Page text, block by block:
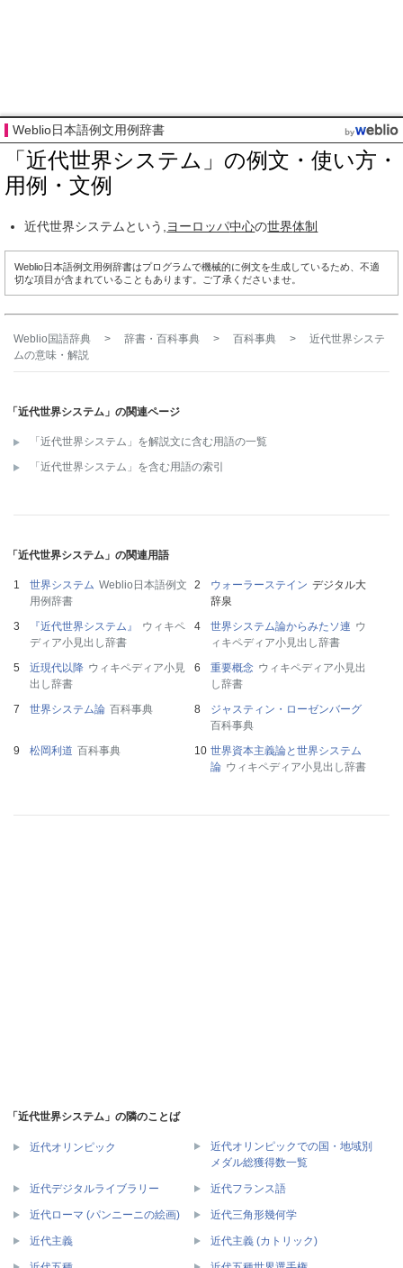
Weblio日本語例文用例辞書
「近代世界システム」の例文・使い方・
用例・文例
近代世界システムという,ヨーロッパ中心の世界体制
Weblio日本語例文用例辞書はプログラムで機械的に例文を生成しているため、不適
切な項目が含まれていることもあります。ご了承くださいませ。
Weblio国語辞典 > 辞書・百科事典 > 百科事典 >
近代世界システ
ムの意味・解説
「近代世界システム」の関連ページ
「近代世界システム」を解説文に含む用語の一覧
「近代世界システム」を含む用語の索引
「近代世界システム」の関連用語
世界システム Weblio日本語例文
用例辞書
ウォーラーステイン デジタル大
辞泉
『近代世界システム』
ウィキペ
ディア小見出し辞書
世界システム論からみたソ連 ウ
ィキペディア小見出し辞書
近現代以降 ウィキペディア小見
出し辞書
重要概念 ウィキペディア小見出
し辞書
世界システム論 百科事典
ジャスティン・ローゼンバーグ
百科事典
松岡利道 百科事典
世界資本主義論と世界システム
論 ウィキペディア小見出し辞書
「近代世界システム」の隣のことば
近代オリンピック
近代オリンピックでの国・地域別
メダル総獲得数一覧
近代デジタルライブラリー 近代フランス語
近代ローマ (パンニーニの絵画) 近代三角形幾何学
近代主義 近代主義 (カトリック)